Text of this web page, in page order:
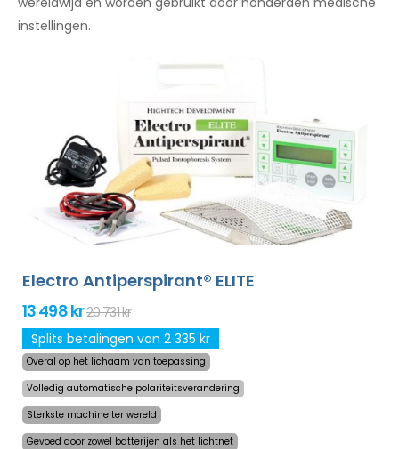
instellingen.
Electro Antiperspirant® ELITE
13 498 kr20 731 kr
Splits betalingen van 2 335 kr
Overal op het lichaam van toepassing
Volledig automatische polariteitsverandering
Sterkste machine ter wereld
Gevoed door zowel batterijen als het lichtnet